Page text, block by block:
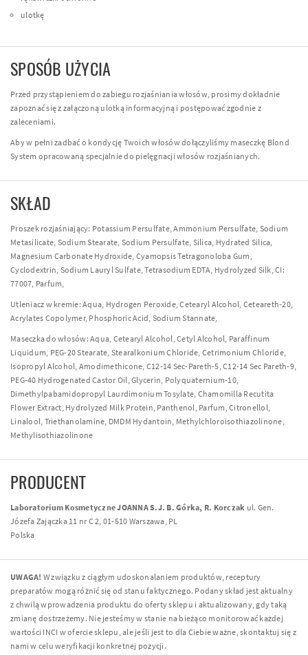
ulotkę
SPOSÓB UŻYCIA
Przed przystąpieniem do zabiegu rozjaśniania włosów, prosimy dokładnie
zapoznać się z załączoną ulotką informacyjną i postępować zgodnie z
zaleceniami.
Aby w pełni zadbać o kondycję Twoich włosów dołączyliśmy maseczkę Blond
System opracowaną specjalnie do pielęgnacji włosów rozjaśnianych.
SKŁAD
Proszek rozjaśniający: Potassium Persulfate, Ammonium Persulfate, Sodium
Metasilicate, Sodium Stearate, Sodium Persulfate, Silica, Hydrated Silica,
Magnesium Carbonate Hydroxide, Cyamopsis Tetragonoloba Gum,
Cyclodextrin, Sodium Lauryl Sulfate, Tetrasodium EDTA, Hydrolyzed Silk, CI:
77007, Parfum,
Utleniacz w kremie: Aqua, Hydrogen Peroxide, Cetearyl Alcohol, Ceteareth-20,
Acrylates Copolymer, Phosphoric Acid, Sodium Stannate,
Maseczka do włosów: Aqua, Cetearyl Alcohol, Cetyl Alcohol, Paraffinum
Liquidum, PEG-20 Stearate, Stearalkonium Chloride, Cetrimonium Chloride,
Isopropyl Alcohol, Amodimethicone, C12-14 Sec-Pareth-5, C12-14 Sec Pareth-9,
PEG-40 Hydrogenated Castor Oil, Glycerin, Polyquaternium-10,
Dimethylpabamidopropyl Laurdimonium Tosylate, Chamomilla Recutita
Flower Extract, Hydrolyzed Milk Protein, Panthenol, Parfum, Citronellol,
Linalool, Triethanolamine, DMDM Hydantoin, Methylchloroisothiazolinone,
Methylisothiazolinone
PRODUCENT
Laboratorium Kosmetyczne JOANNA S.J. B. Górka, R. Korczak ul. Gen.
Józefa Zajączka 11 nr C 2, 01-510 Warszawa, PL
Polska
UWAGA! W związku z ciągłym udoskonalaniem produktów, receptury
preparatów mogą różnić się od stanu faktycznego. Podany skład jest aktualny
z chwilą wprowadzenia produktu do oferty sklepu i aktualizowany, gdy taką
zmianę dostrzeżemy. Nie jesteśmy w stanie na bieżąco monitorować każdej
wartości INCI w ofercie sklepu, ale jeśli jest to dla Ciebie ważne, skontaktuj się z
nami w celu weryfikacji konkretnej pozycji.